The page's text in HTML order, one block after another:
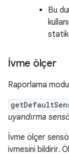
Bu
statik
İvme ölçer
Raporlama
uyandırma
İvme ölçer
ivmesini bildirir.